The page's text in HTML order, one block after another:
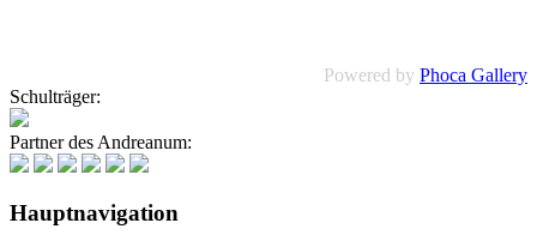
Powered by Phoca Gallery
Schulträger:
Partner des Andreanum:
Hauptnavigation